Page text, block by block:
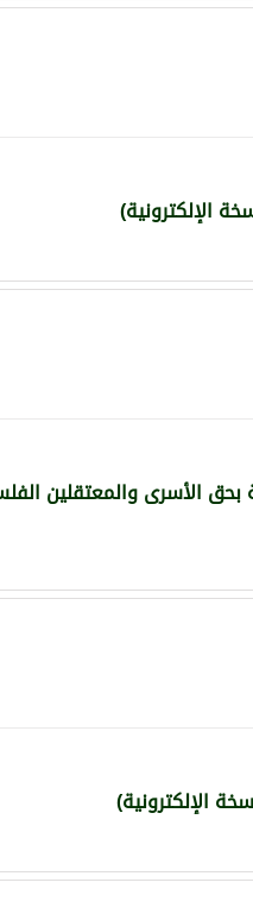
الإلكترونية)
بحق الأسرى والمعتقلين
الإلكترونية)